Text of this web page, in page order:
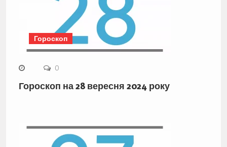
Гороскоп
0
Гороскоп на 28 вересня 2024 року